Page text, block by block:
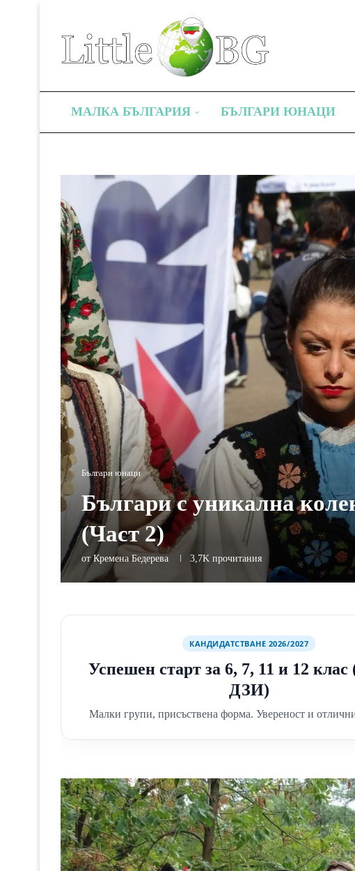
МАЛКА БЪЛГАРИЯ БЪЛГАРИ ЮНАЦИ
Българи юнаци
Българи с уникална
(Част 2)
отКремена Бедерева 3,7K прочитания
КАНДИДАТСТВАНЕ 2026/2027
Успешен старт за 6, 7, 11 и 12
ДЗИ)
Малки групи, присъствена форма. Увереност и